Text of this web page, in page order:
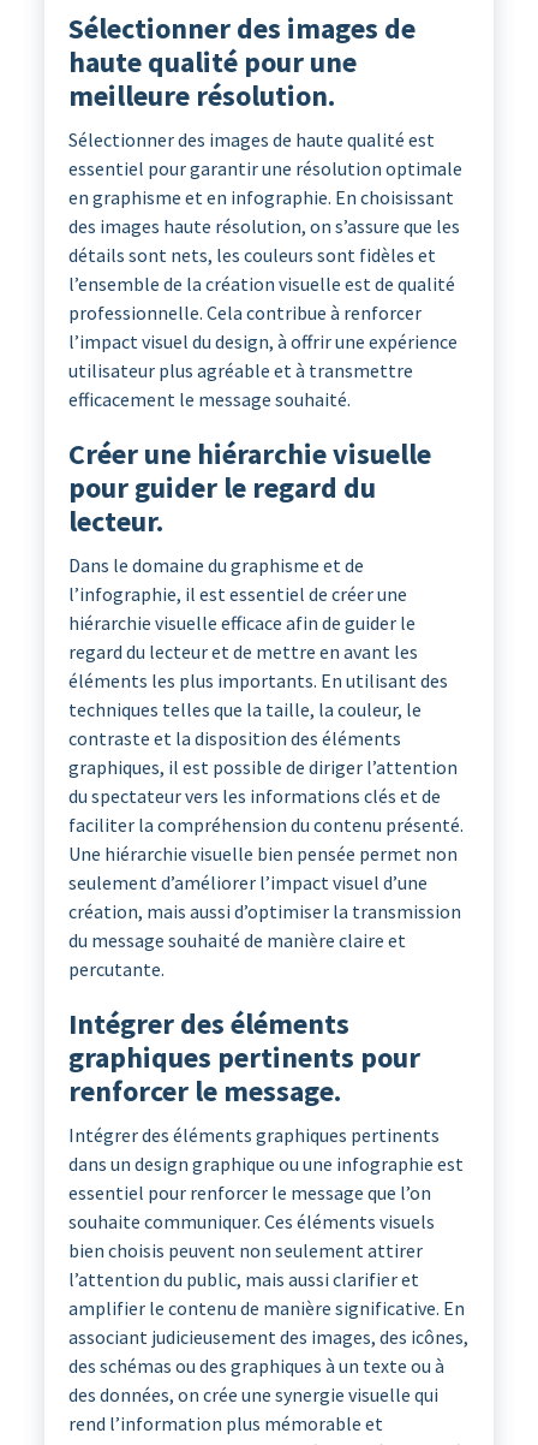
Sélectionner des images de
haute qualité pour une
meilleure résolution.
Sélectionner des images de haute qualité est
essentiel pour garantir une résolution optimale
en graphisme et en infographie. En choisissant
des images haute résolution, on s’assure que les
détails sont nets, les couleurs sont fidèles et
l’ensemble de la création visuelle est de qualité
professionnelle. Cela contribue à renforcer
l’impact visuel du design, à offrir une expérience
utilisateur plus agréable et à transmettre
efficacement le message souhaité.
Créer une hiérarchie visuelle
pour guider le regard du
lecteur.
Dans le domaine du graphisme et de
l’infographie, il est essentiel de créer une
hiérarchie visuelle efficace afin de guider le
regard du lecteur et de mettre en avant les
éléments les plus importants. En utilisant des
techniques telles que la taille, la couleur, le
contraste et la disposition des éléments
graphiques, il est possible de diriger l’attention
du spectateur vers les informations clés et de
faciliter la compréhension du contenu présenté.
Une hiérarchie visuelle bien pensée permet non
seulement d’améliorer l’impact visuel d’une
création, mais aussi d’optimiser la transmission
du message souhaité de manière claire et
percutante.
Intégrer des éléments
graphiques pertinents pour
renforcer le message.
Intégrer des éléments graphiques pertinents
dans un design graphique ou une infographie est
essentiel pour renforcer le message que l’on
souhaite communiquer. Ces éléments visuels
bien choisis peuvent non seulement attirer
l’attention du public, mais aussi clarifier et
amplifier le contenu de manière significative. En
associant judicieusement des images, des icônes,
des schémas ou des graphiques à un texte ou à
des données, on crée une synergie visuelle qui
rend l’information plus mémorable et